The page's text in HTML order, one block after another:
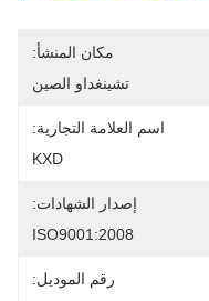
مكان المنشأ:
تشينغداو الصين
اسم العلامة التجارية:
KXD
إصدار الشهادات:
ISO9001:2008
رقم الموديل: